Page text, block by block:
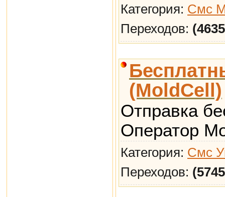
Категория: Смс
Переходов:
(MoldCell)
Отправка
Оператор
Категория: Смс
Переходов: